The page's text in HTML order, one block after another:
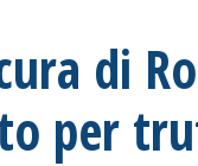
di
per